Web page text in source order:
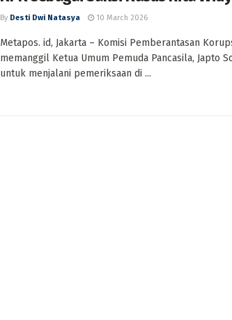
By Desti Dwi Natasya 10 March 2026
Metapos. id, Jakarta – Komisi Pemberantasan
memanggil Ketua Umum Pemuda Pancasila, Japto
untuk menjalani pemeriksaan di ...